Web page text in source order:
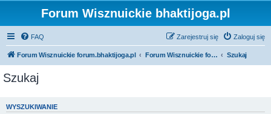
Forum Wisznuickie bhaktijoga.pl
FAQ Zaloguj się
Zarejestruj się
Forum Wisznuickie forum.bhaktijoga.pl Forum Wisznuickie forum.bhaktijoga.pl Szukaj
Szukaj
WYSZUKIWANIE